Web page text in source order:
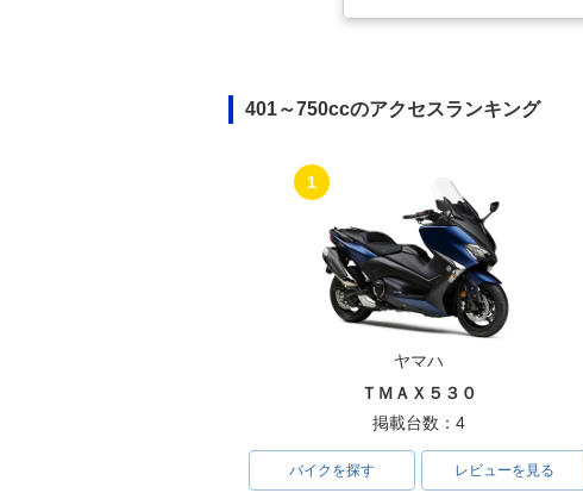
2003年 Ninja ZX-6R・
401～750ccのアクセスランキング
1
ヤマハ
ＴＭＡＸ５３０
掲載台数：4
バイクを探す レビューを見る